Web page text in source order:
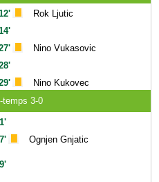
Rok Ljutic
Nino Vukasovic
Nino Kukovec
temps 3-0
Ognjen Gnjatic